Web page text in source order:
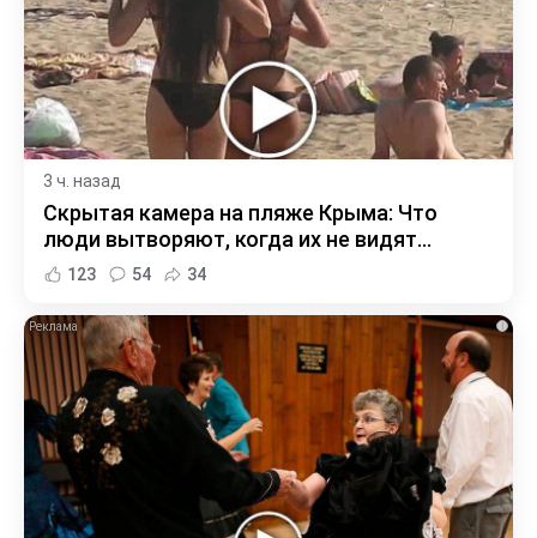
3 ч. назад
Скрытая камера на пляже Крыма: Что
люди вытворяют, когда их не видят...
123 54 34
i